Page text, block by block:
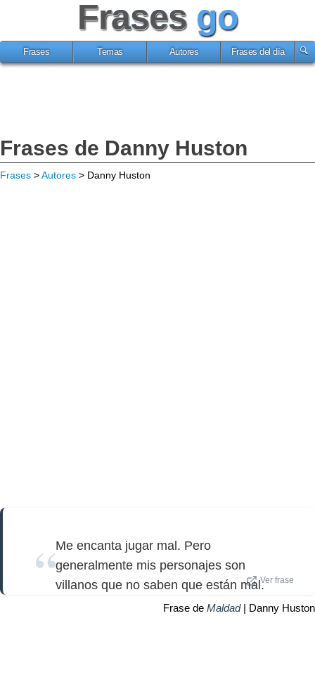
Frases go
Frases Temas Autores Frases del día
Frases de Danny Huston
Frases >Autores > Danny Huston
Me encanta jugar mal. Pero
generalmente mis personajes son
villanos que no saben que están mal.Ver frase
Frase de Maldad| Danny Huston